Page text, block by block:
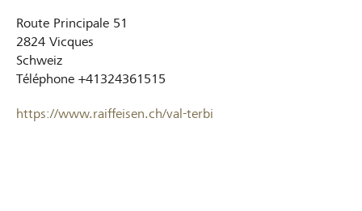
Route Principale 51
2824 Vicques
Schweiz
Téléphone +41324361515
https://www.raiffeisen.ch/val-terbi